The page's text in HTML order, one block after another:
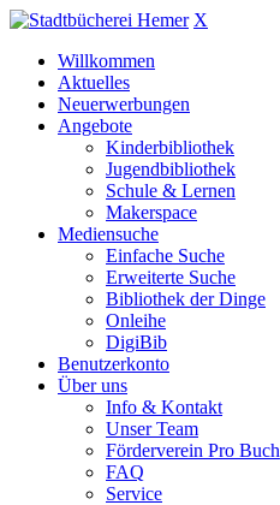
X
Willkommen
Aktuelles
Neuerwerbungen
Angebote
Kinderbibliothek
Jugendbibliothek
Schule & Lernen
Makerspace
Mediensuche
Einfache Suche
Erweiterte Suche
Bibliothek der Dinge
Onleihe
DigiBib
Benutzerkonto
Über uns
Info & Kontakt
Unser Team
Förderverein Pro Buch
FAQ
Service